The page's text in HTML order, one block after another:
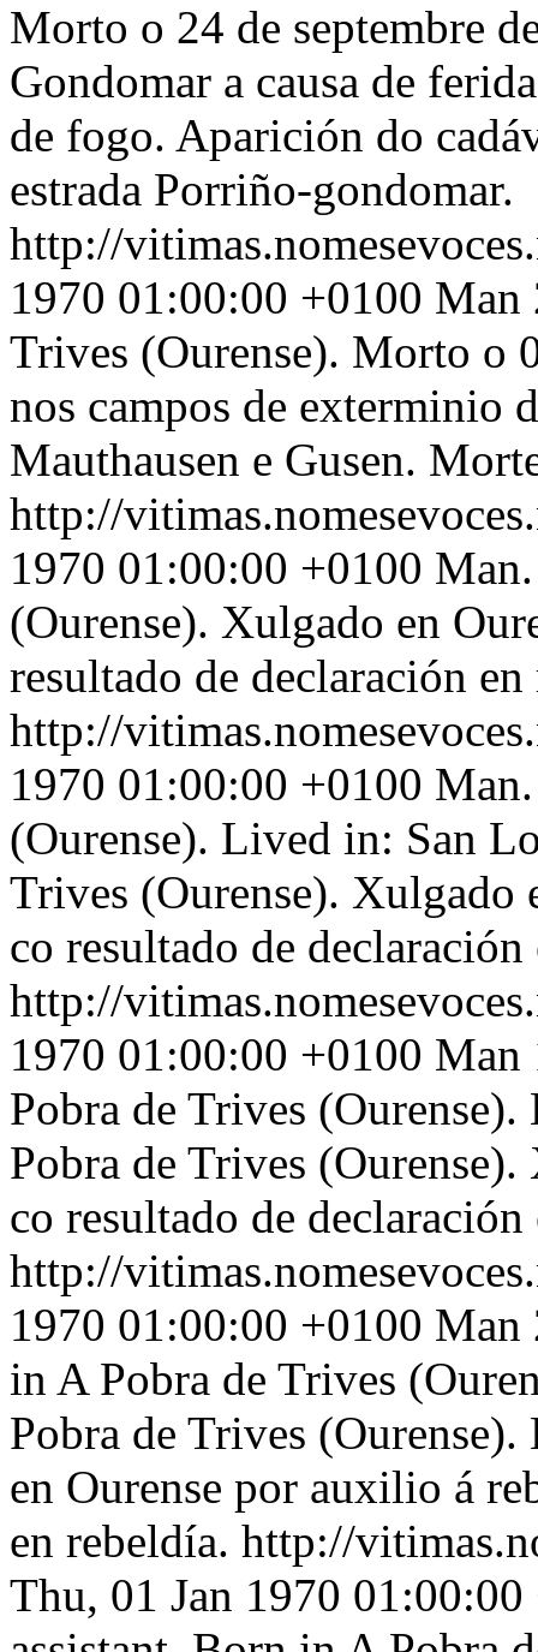
Morto o 24 de septembre
Gondomar a causa de
de fogo. Aparición do
estrada Porriño-gondomar.
http://
1970 01:00:00 +0100 Man
Trives (Ourense). Morto o
nos campos de exterminio
Mauthausen e Gusen.
http://
1970 01:00:00 +0100
(Ourense). Xulgado en
resultado de declaración
http://
1970 01:00:00 +0100
(Ourense). Lived in: San
Trives (Ourense). Xulgado
co resultado de
http://
1970 01:00:00 +0100 Man
Pobra de Trives
Pobra de Trives
co resultado de
http://
1970 01:00:00 +0100 Man
in A Pobra de Trives
Pobra de Trives
en Ourense por auxilio á
en rebeldía. http://
Thu, 01 Jan 1970 01:00:00